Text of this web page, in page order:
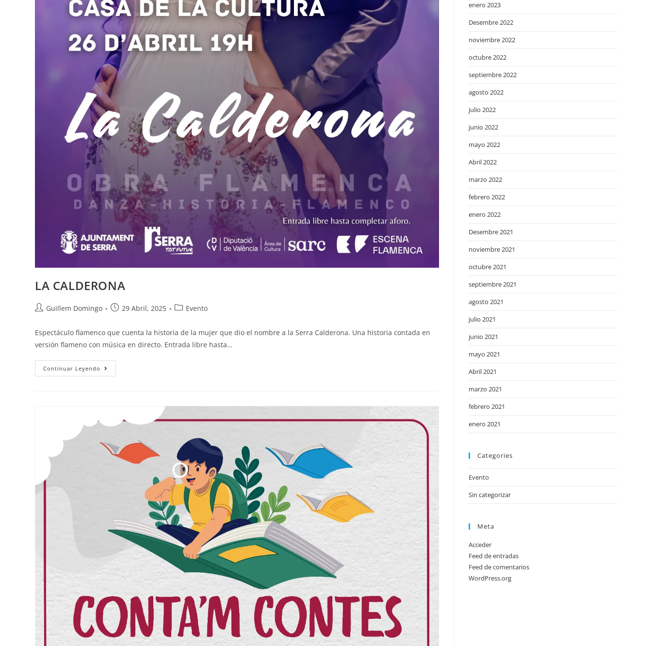
LA CALDERONA
Guillem Domingo 29 Abril, 2025 Evento
Espectáculo flamenco que cuenta la historia de la mujer que dio el nombre a la Serra Calderona. Una historia contada en
versión flameno con música en directo. Entrada libre hasta…
Continuar Leyendo
enero 2023
Desembre 2022
noviembre 2022
octubre 2022
septiembre 2022
agosto 2022
julio 2022
junio 2022
mayo 2022
Abril 2022
marzo 2022
febrero 2022
enero 2022
Desembre 2021
noviembre 2021
octubre 2021
septiembre 2021
agosto 2021
julio 2021
junio 2021
mayo 2021
Abril 2021
marzo 2021
febrero 2021
enero 2021
Categories
Evento
Sin categorizar
Meta
Acceder
Feed de entradas
Feed de comentarios
WordPress.org